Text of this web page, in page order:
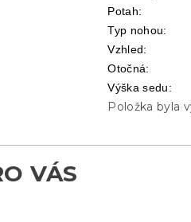
Potah:
Typ nohou:
Vzhled:
Otočná:
Výška sedu:
Položka byla